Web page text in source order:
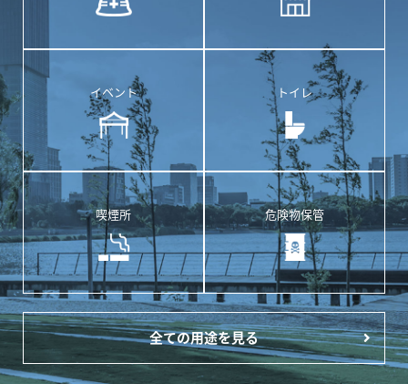
イベント トイレ
喫煙所 危険物保管
全ての用途を見る